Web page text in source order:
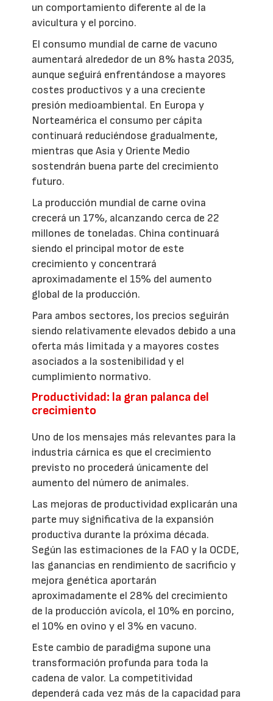
un comportamiento diferente al de la
avicultura y el porcino.
El consumo mundial de carne de vacuno
aumentará alrededor de un 8% hasta 2035,
aunque seguirá enfrentándose a mayores
costes productivos y a una creciente
presión medioambiental. En Europa y
Norteamérica el consumo per cápita
continuará reduciéndose gradualmente,
mientras que Asia y Oriente Medio
sostendrán buena parte del crecimiento
futuro.
La producción mundial de carne ovina
crecerá un 17%, alcanzando cerca de 22
millones de toneladas. China continuará
siendo el principal motor de este
crecimiento y concentrará
aproximadamente el 15% del aumento
global de la producción.
Para ambos sectores, los precios seguirán
siendo relativamente elevados debido a una
oferta más limitada y a mayores costes
asociados a la sostenibilidad y el
cumplimiento normativo.
Productividad: la gran palanca del
crecimiento
Uno de los mensajes más relevantes para la
industria cárnica es que el crecimiento
previsto no procederá únicamente del
aumento del número de animales.
Las mejoras de productividad explicarán una
parte muy significativa de la expansión
productiva durante la próxima década.
Según las estimaciones de la FAO y la OCDE,
las ganancias en rendimiento de sacrificio y
mejora genética aportarán
aproximadamente el 28% del crecimiento
de la producción avícola, el 10% en porcino,
el 10% en ovino y el 3% en vacuno.
Este cambio de paradigma supone una
transformación profunda para toda la
cadena de valor. La competitividad
dependerá cada vez más de la capacidad para